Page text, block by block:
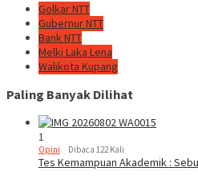
Golkar NTT
Gubernur NTT
Bank NTT
Melki Laka Lena
Walikota Kupang
Paling Banyak Dilihat
1
Opini Dibaca 122 Kali
Tes Kemampuan Akademik :